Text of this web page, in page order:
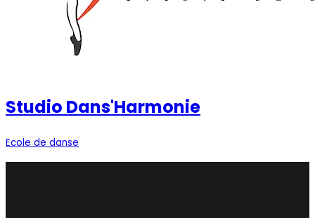
Studio Dans'Harmonie
Ecole de danse